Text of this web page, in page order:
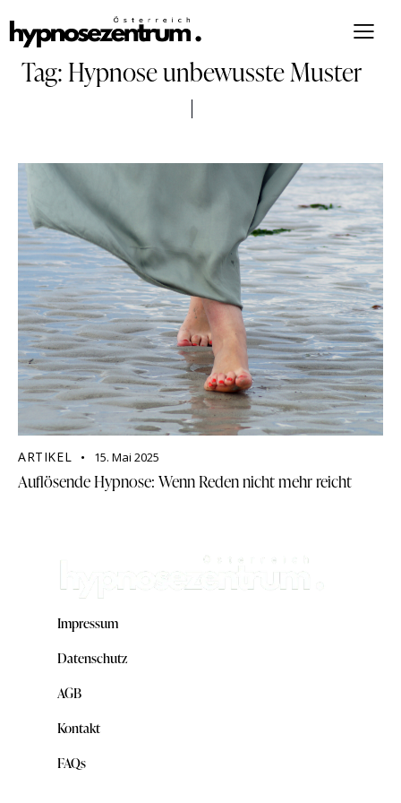
Tag: Hypnose unbewusste Muster
ARTIKEL 15. Mai 2025
Auflösende Hypnose: Wenn Reden nicht mehr reicht
Impressum
Datenschutz
AGB
Kontakt
FAQs